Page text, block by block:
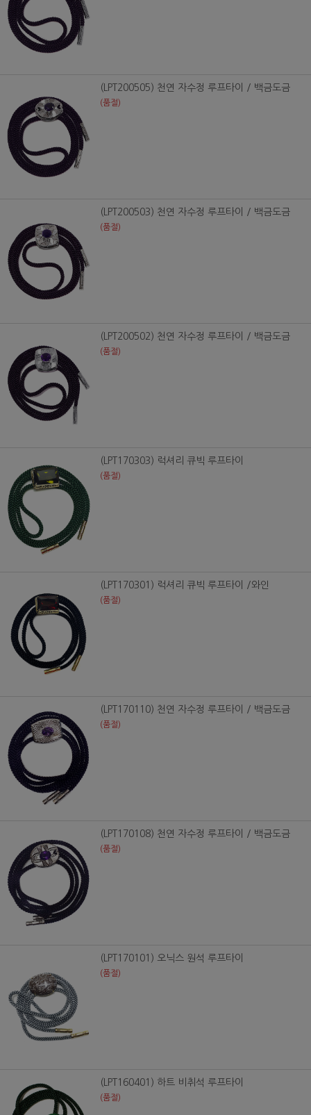
(LPT200505) 천연 자수정 루프타이 / 백금도금
(품절)
(LPT200503) 천연 자수정 루프타이 / 백금도금
(품절)
(LPT200502) 천연 자수정 루프타이 / 백금도금
(품절)
(LPT170303) 럭셔리 큐빅 루프타이
(품절)
(LPT170301) 럭셔리 큐빅 루프타이 /와인
(품절)
(LPT170110) 천연 자수정 루프타이 / 백금도금
(품절)
(LPT170108) 천연 자수정 루프타이 / 백금도금
(품절)
(LPT170101) 오닉스 원석 루프타이
(품절)
(LPT160401) 하트 비취석 루프타이
(품절)